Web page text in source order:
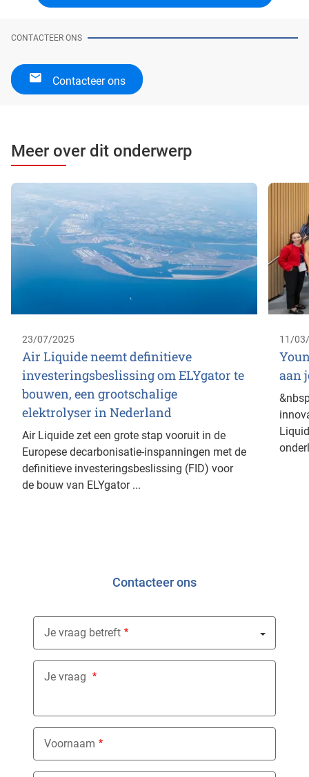
CONTACTEER ONS
Contacteer ons
Meer over dit onderwerp
23/07/2025
Air Liquide neemt definitieve
investeringsbeslissing om ELYgator te
bouwen, een grootschalige
elektrolyser in Nederland
Air Liquide zet een grote stap vooruit in de
Europese decarbonisatie-inspanningen met de
definitieve investeringsbeslissing (FID) voor
de bouw van ELYgator ...
11/
aan
Contacteer ons
Je vraag betreft
Nothing selected
Je vraag
Voornaam